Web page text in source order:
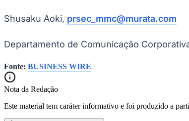
Shusaku Aoki, prsec_mmc@murata.com
Departamento de Comunicação
Fonte: BUSINESS WIRE
Nota da Redação
Este material tem caráter informativo e foi produzido a